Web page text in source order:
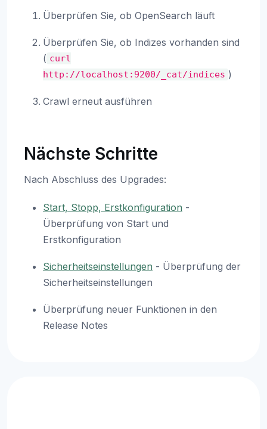
Überprüfen Sie, ob OpenSearch läuft
Überprüfen Sie, ob Indizes vorhanden sind
( curl
http://localhost:9200/_cat/indices )
Crawl erneut ausführen
Nächste Schritte
Nach Abschluss des Upgrades:
Start, Stopp, Erstkonfiguration -
Überprüfung von Start und
Erstkonfiguration
Sicherheitseinstellungen - Überprüfung der
Sicherheitseinstellungen
Überprüfung neuer Funktionen in den
Release Notes